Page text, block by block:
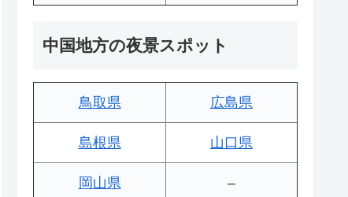
中国地方の夜景スポット
鳥取県 広島県
島根県 山口県
岡山県 –